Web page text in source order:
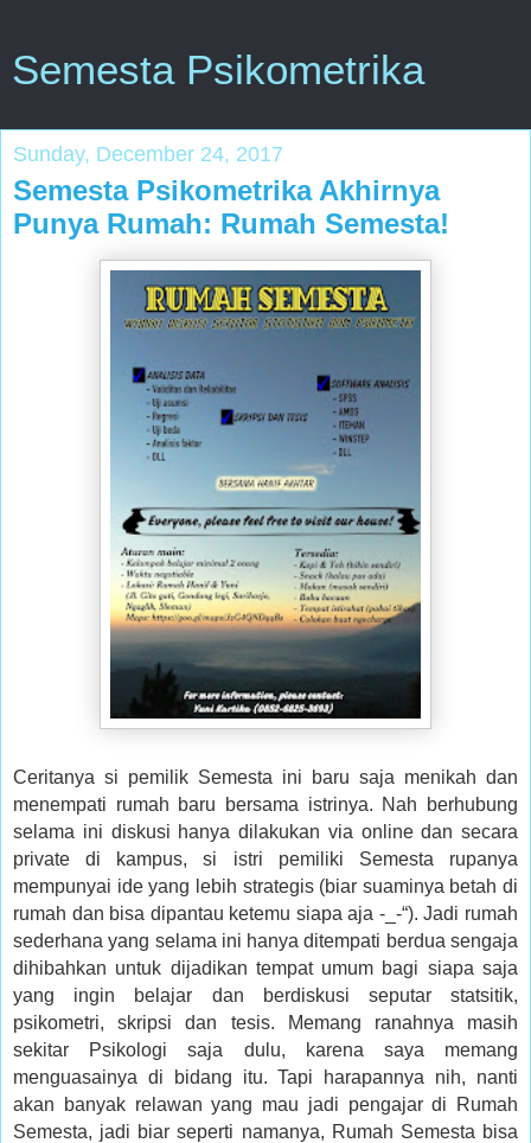
Semesta Psikometrika
Sunday, December 24, 2017
Semesta Psikometrika Akhirnya
Punya Rumah: Rumah Semesta!
Ceritanya si pemilik Semesta ini baru saja menikah dan
menempati rumah baru bersama istrinya. Nah berhubung
selama ini diskusi hanya dilakukan via online dan secara
private di kampus, si istri pemiliki Semesta rupanya
mempunyai ide yang lebih strategis (biar suaminya betah di
rumah dan bisa dipantau ketemu siapa aja -_-“). Jadi rumah
sederhana yang selama ini hanya ditempati berdua sengaja
dihibahkan untuk dijadikan tempat umum bagi siapa saja
yang ingin belajar dan berdiskusi seputar statsitik,
psikometri, skripsi dan tesis. Memang ranahnya masih
sekitar Psikologi saja dulu, karena saya memang
menguasainya di bidang itu. Tapi harapannya nih, nanti
akan banyak relawan yang mau jadi pengajar di Rumah
Semesta, jadi biar seperti namanya, Rumah Semesta bisa